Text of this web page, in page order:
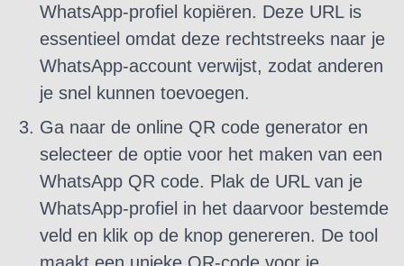
WhatsApp-profiel kopiëren. Deze URL is
essentieel omdat deze rechtstreeks naar je
WhatsApp-account verwijst, zodat anderen
je snel kunnen toevoegen.
Ga naar de online QR code generator en
selecteer de optie voor het maken van een
WhatsApp QR code. Plak de URL van je
WhatsApp-profiel in het daarvoor bestemde
veld en klik op de knop genereren. De tool
maakt een unieke QR-code voor je